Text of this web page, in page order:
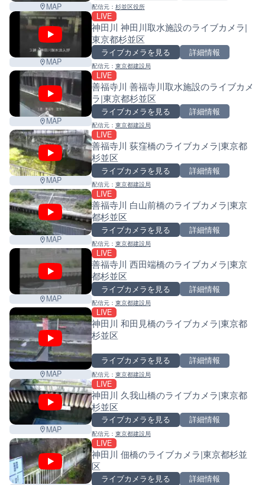
MAP 配信元： 杉並区役所
MAP
LIVE
神田川 神田川取水施設のライブカメラ|
東京都杉並区
ライブカメラを見る 詳細情報
配信元： 東京都建設局
MAP
LIVE
善福寺川 善福寺川取水施設のライブカメ
ラ|東京都杉並区
ライブカメラを見る 詳細情報
配信元： 東京都建設局
MAP
LIVE
善福寺川 荻窪橋のライブカメラ|東京都
杉並区
ライブカメラを見る 詳細情報
配信元： 東京都建設局
MAP
LIVE
善福寺川 白山前橋のライブカメラ|東京
都杉並区
ライブカメラを見る 詳細情報
配信元： 東京都建設局
MAP
LIVE
善福寺川 西田端橋のライブカメラ|東京
都杉並区
ライブカメラを見る 詳細情報
配信元： 東京都建設局
MAP
LIVE
神田川 和田見橋のライブカメラ|東京都
杉並区
ライブカメラを見る 詳細情報
配信元： 東京都建設局
MAP
LIVE
神田川 久我山橋のライブカメラ|東京都
杉並区
ライブカメラを見る 詳細情報
配信元： 東京都建設局
LIVE
神田川 佃橋のライブカメラ|東京都杉並
区
ライブカメラを見る 詳細情報